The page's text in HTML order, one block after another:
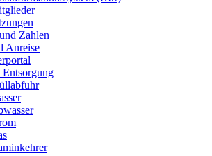
Zahlen
Anreise